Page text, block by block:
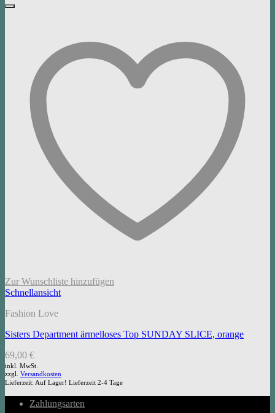
Zur Wunschliste hinzufügen
Schnellansicht
Fashion Love
Sisters Department ärmelloses Top SUNDAY SLICE, orange
69,00 €
inkl. MwSt.
zzgl. Versandkosten
Lieferzeit: Auf Lager! Lieferzeit 2-4 Tage
Zahlungsarten